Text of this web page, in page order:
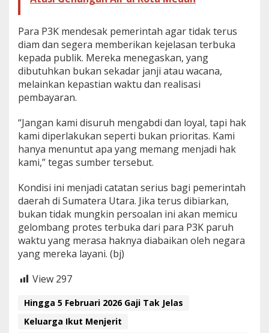
Para P3K mendesak pemerintah agar tidak terus
diam dan segera memberikan kejelasan terbuka
kepada publik. Mereka menegaskan, yang
dibutuhkan bukan sekadar janji atau wacana,
melainkan kepastian waktu dan realisasi
pembayaran.
“Jangan kami disuruh mengabdi dan loyal, tapi hak
kami diperlakukan seperti bukan prioritas. Kami
hanya menuntut apa yang memang menjadi hak
kami,” tegas sumber tersebut.
Kondisi ini menjadi catatan serius bagi pemerintah
daerah di Sumatera Utara. Jika terus dibiarkan,
bukan tidak mungkin persoalan ini akan memicu
gelombang protes terbuka dari para P3K paruh
waktu yang merasa haknya diabaikan oleh negara
yang mereka layani. (bj)
View 297
Hingga 5 Februari 2026 Gaji Tak Jelas
Keluarga Ikut Menjerit